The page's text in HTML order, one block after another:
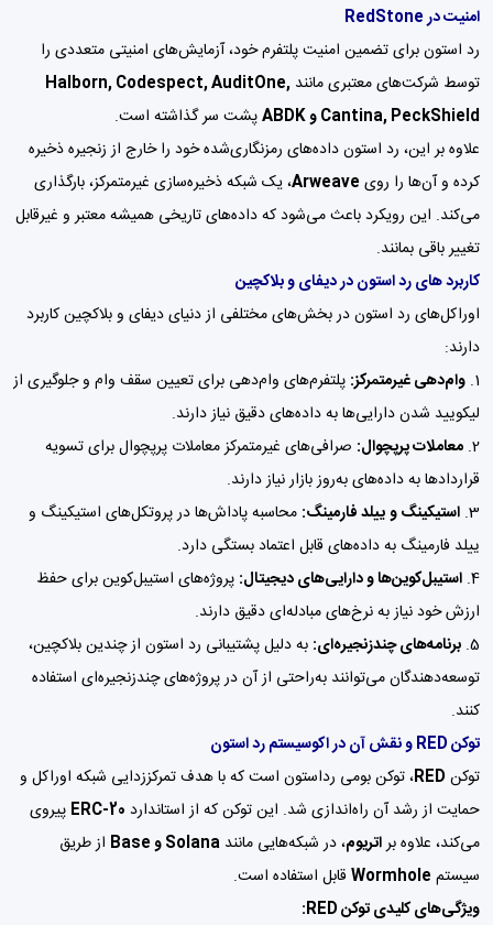
امنیت در RedStone
رد استون برای تضمین امنیت پلتفرم خود، آزمایش‌های امنیتی متعددی را
توسط شرکت‌های معتبری مانند Halborn, Codespect, AuditOne,
Cantina, PeckShield و ABDK
پشت سر گذاشته است.
علاوه بر این، رد استون داده‌های رمزنگاری‌شده خود را خارج از زنجیره ذخیره
کرده و آن‌ها را روی Arweave، یک شبکه ذخیره‌سازی غیرمتمرکز، بارگذاری
می‌کند. این رویکرد باعث می‌شود که داده‌های تاریخی همیشه معتبر و غیرقابل
تغییر باقی بمانند.
کاربرد های رد استون در دیفای و بلاکچین
اوراکل‌های رد استون در بخش‌های مختلفی از دنیای دیفای و بلاکچین کاربرد
دارند:
وام‌دهی غیرمتمرکز: پلتفرم‌های وام‌دهی برای تعیین سقف وام و جلوگیری از
لیکویید شدن دارایی‌ها به داده‌های دقیق نیاز دارند.
معاملات پرپچوال: صرافی‌های غیرمتمرکز معاملات پرپچوال برای تسویه
قراردادها به داده‌های به‌روز بازار نیاز دارند.
استیکینگ و ییلد فارمینگ: محاسبه پاداش‌ها در پروتکل‌های استیکینگ و
ییلد فارمینگ به داده‌های قابل اعتماد بستگی دارد.
استیبل‌کوین‌ها و دارایی‌های دیجیتال: پروژه‌های استیبل‌کوین برای حفظ
ارزش خود نیاز به نرخ‌های مبادله‌ای دقیق دارند.
برنامه‌های چندزنجیره‌ای: به دلیل پشتیبانی رد استون از چندین بلاکچین،
توسعه‌دهندگان می‌توانند به‌راحتی از آن در پروژه‌های چندزنجیره‌ای استفاده
کنند.
توکن RED و نقش آن در اکوسیستم رد استون
توکن RED، توکن بومی رداستون است که با هدف تمرکززدایی شبکه اوراکل و
حمایت از رشد آن راه‌اندازی شد. این توکن که از استاندارد ERC-20 پیروی
می‌کند، علاوه براتریوم، در شبکه‌هایی مانند Solana و Base
از طریق
سیستم Wormhole قابل استفاده است.
ویژگی‌های کلیدی توکن RED: